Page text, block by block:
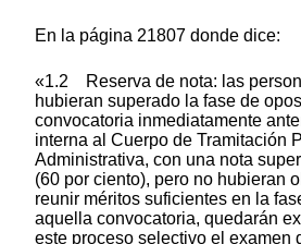
En la página 21807 donde dice:
«1.2 Reserva de nota: las
hubieran superado la fase de
convocatoria inmediatamente
interna al Cuerpo de Tramitación
Administrativa, con una nota
(60 por ciento), pero no hubieran
reunir méritos suficientes en la
aquella convocatoria, quedarán
este proceso selectivo el examen